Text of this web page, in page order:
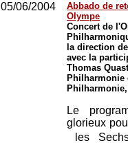
05/06/2004
Abbado de
Olympe
Concert de
la direction
avec la
Thomas
Philharmonie
Le
glorieux
 les